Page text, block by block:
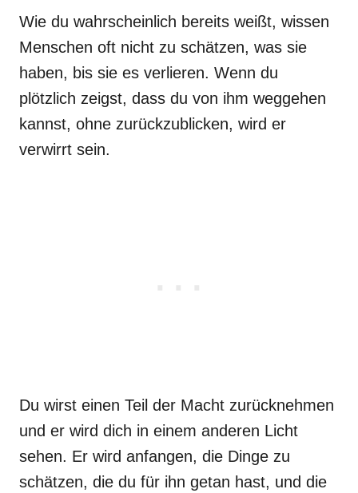
Wie du wahrscheinlich bereits weißt, wissen
Menschen oft nicht zu schätzen, was sie
haben, bis sie es verlieren. Wenn du
plötzlich zeigst, dass du von ihm weggehen
kannst, ohne zurückzublicken, wird er
verwirrt sein.
Du wirst einen Teil der Macht zurücknehmen
und er wird dich in einem anderen Licht
sehen. Er wird anfangen, die Dinge zu
schätzen, die du für ihn getan hast, und die